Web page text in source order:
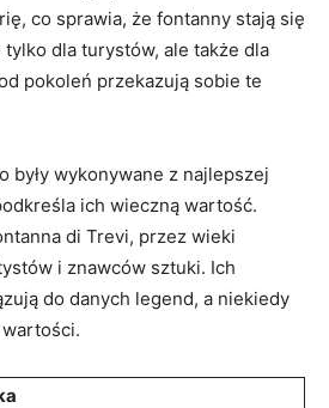
co sprawia, że fontanny stają się
dla turystów, ale także dla
pokoleń przekazują sobie te
były wykonywane z najlepszej
ich wieczną wartość.
di Trevi, przez wieki
i znawców sztuki. Ich
do danych legend, a niekiedy